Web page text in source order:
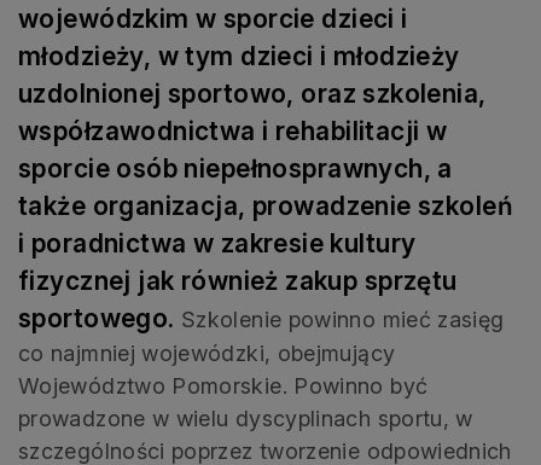
wojewódzkim w sporcie dzieci i
młodzieży, w tym dzieci i młodzieży
uzdolnionej sportowo, oraz szkolenia,
współzawodnictwa i rehabilitacji w
sporcie osób niepełnosprawnych, a
także organizacja, prowadzenie szkoleń
i poradnictwa w zakresie kultury
fizycznej jak również zakup sprzętu
sportowego. Szkolenie powinno mieć zasięg
co najmniej wojewódzki, obejmujący
Województwo Pomorskie. Powinno być
prowadzone w wielu dyscyplinach sportu, w
szczególności poprzez tworzenie odpowiednich